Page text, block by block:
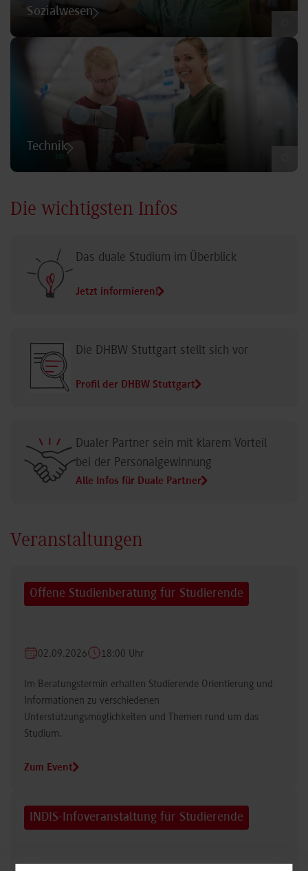
Sozialwesen
Technik
Die wichtigsten Infos
Das duale Studium im Überblick
Jetzt informieren!
Die DHBW Stuttgart stellt sich vor
Profil der DHBW Stuttgart
Dualer Partner sein mit klarem Vorteil
bei der Personalgewinnung
Alle Infos für Duale Partner
Veranstaltungen
Offene Studienberatung für Studierende
02.09.2026 18:00 Uhr
Im Beratungstermin erhalten Studierende Orientierung und
Informationen zu verschiedenen
Unterstützungsmöglichkeiten und Themen rund um das
Studium.
Zum Event
INDIS-Infoveranstaltung für Studierende